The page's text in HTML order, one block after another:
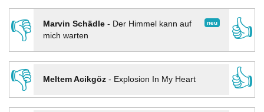
👎 neu
Marvin Schädle- Der Himmel kann auf
mich warten
👍
👎
Meltem Acikgöz- Explosion In My Heart
👍